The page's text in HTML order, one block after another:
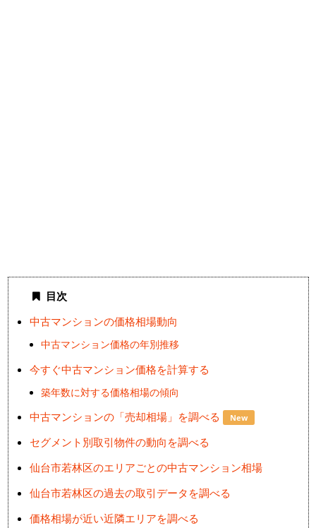
目次
中古マンションの価格相場動向
中古マンション価格の年別推移
今すぐ中古マンション価格を計算する
築年数に対する価格相場の傾向
中古マンションの「売却相場」を調べる New
セグメント別取引物件の動向を調べる
仙台市若林区のエリアごとの中古マンション相場
仙台市若林区の過去の取引データを調べる
価格相場が近い近隣エリアを調べる